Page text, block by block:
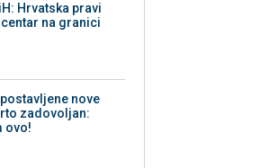
Hrvatska pravi
na granici
nove
zadovoljan:
ovo!